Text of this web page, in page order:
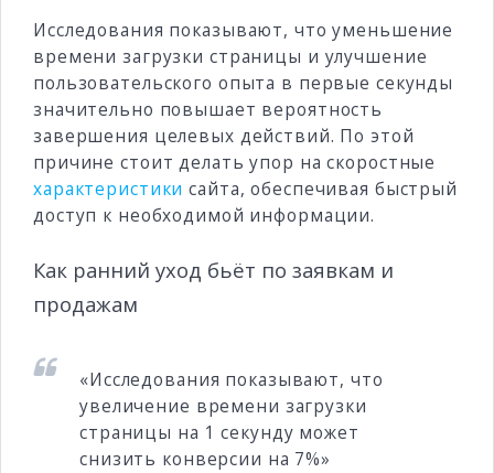
Исследования показывают, что уменьшение
времени загрузки страницы и улучшение
пользовательского опыта в первые секунды
значительно повышает вероятность
завершения целевых действий. По этой
причине стоит делать упор на скоростные
характеристики сайта, обеспечивая быстрый
доступ к необходимой информации.
Как ранний уход бьёт по заявкам и
продажам
«Исследования показывают, что
увеличение времени загрузки
страницы на 1 секунду может
снизить конверсии на 7%»